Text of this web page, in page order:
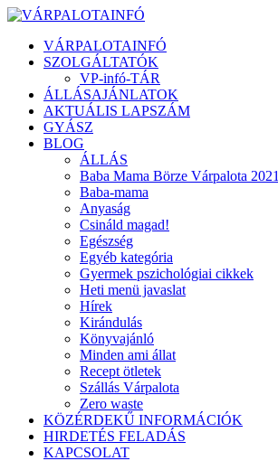
VÁRPALOTAINFÓ
SZOLGÁLTATÓK
VP-infó-TÁR
ÁLLÁSAJÁNLATOK
AKTUÁLIS LAPSZÁM
GYÁSZ
BLOG
ÁLLÁS
Baba Mama Börze Várpalota 2021
Baba-mama
Anyaság
Csináld magad!
Egészség
Egyéb kategória
Gyermek pszichológiai cikkek
Heti menü javaslat
Hírek
Kirándulás
Könyvajánló
Minden ami állat
Recept ötletek
Szállás Várpalota
Zero waste
KÖZÉRDEKŰ INFORMÁCIÓK
HIRDETÉS FELADÁS
KAPCSOLAT